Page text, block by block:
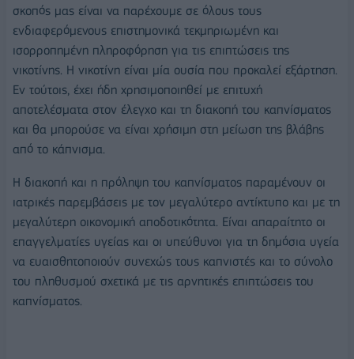
σκοπός μας είναι να παρέχουμε σε όλους τους
ενδιαφερόμενους επιστημονικά τεκμηριωμένη και
ισορροπημένη πληροφόρηση για τις επιπτώσεις της
νικοτίνης. Η νικοτίνη είναι μία ουσία που προκαλεί εξάρτηση.
Εν τούτοις, έχει ήδη χρησιμοποιηθεί με επιτυχή
αποτελέσματα στον έλεγχο και τη διακοπή του καπνίσματος
και θα μπορούσε να είναι χρήσιμη στη μείωση της βλάβης
από το κάπνισμα.
Η διακοπή και η πρόληψη του καπνίσματος παραμένουν οι
ιατρικές παρεμβάσεις με τον μεγαλύτερο αντίκτυπο και με τη
μεγαλύτερη οικονομική αποδοτικότητα. Είναι απαραίτητο οι
επαγγελματίες υγείας και οι υπεύθυνοι για τη δημόσια υγεία
να ευαισθητοποιούν συνεχώς τους καπνιστές και το σύνολο
του πληθυσμού σχετικά με τις αρνητικές επιπτώσεις του
καπνίσματος.